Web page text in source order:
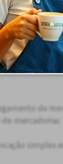
aprender
todos
a nós com
de
de mercadorias
simples